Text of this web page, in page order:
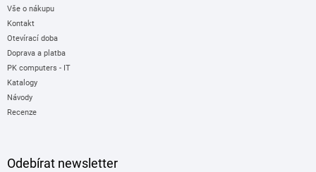
Vše o nákupu
Kontakt
Otevírací doba
Doprava a platba
PK computers - IT
Katalogy
Návody
Recenze
Odebírat newsletter